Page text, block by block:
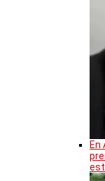
En
est